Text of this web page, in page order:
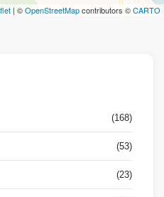
| ©OpenStreetMapcontributors ©CARTO
(168)
(53)
(23)